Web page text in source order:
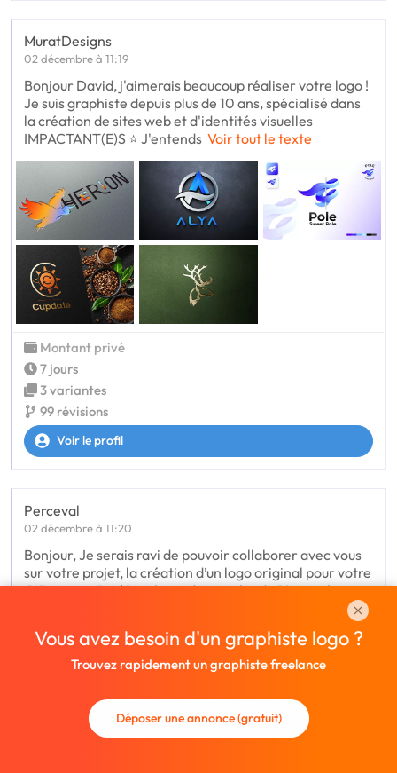
MuratDesigns
02 décembre à 11:19
Bonjour David, j'aimerais beaucoup réaliser votre logo !
Je suis graphiste depuis plus de 10 ans, spécialisé dans
la création de sites web et d'identités visuelles
IMPACTANT(E)S ⭐ J'entends Voir tout le texte
Montant privé
7 jours
3 variantes
99 révisions
Voir le profil
Perceval
02 décembre à 11:20
Bonjour, Je serais ravi de pouvoir collaborer avec vous
sur votre projet, la création d’un logo original pour votre
GIE. Je suis DA/Graphiste depuis plus de 10 ans, j'ai
Vous avez besoin d'un graphiste logo ?
Trouvez rapidement un graphiste freelance
Déposer une annonce (gratuit)